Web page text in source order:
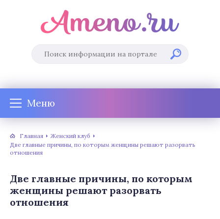
Меню
Главная
Женский клуб
Две главные причины, по которым женщины решают разорвать
отношения
Две главные причины, по которым
женщины решают разорвать
отношения